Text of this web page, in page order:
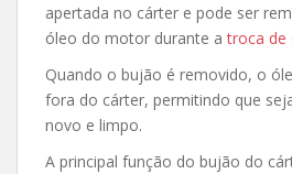
apertada no cárter e pode ser
óleo do motor durante atroca de
Quando o bujão é removido, o
fora do cárter, permitindo que
novo e limpo.
A principal função do bujão do